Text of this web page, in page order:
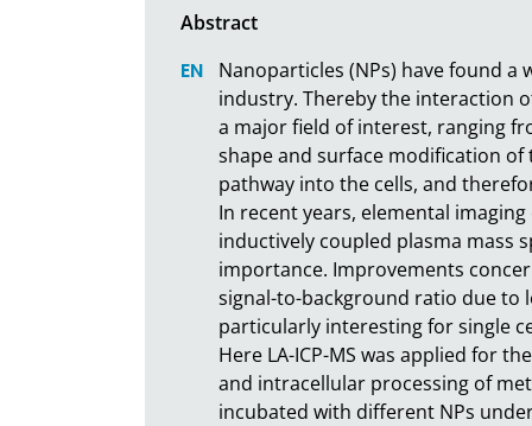
Nanoparticles (NPs) have found
industry. Thereby the interaction
a major field of interest, ranging
shape and surface modification
pathway into the cells, and
In recent years, elemental
inductively coupled plasma mass
importance. Improvements
signal-to-background ratio due to
particularly interesting for single
Here LA-ICP-MS was applied for
and intracellular processing of
incubated with different NPs